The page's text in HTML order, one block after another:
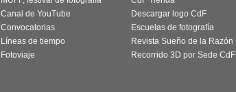
Canal de YouTube
Convocatorias
Líneas de tiempo
Fotoviaje
Descargar logo CdF
Escuelas de fotografía
Revista Sueño de la Razón
Recorrido 3D por Sede CdF